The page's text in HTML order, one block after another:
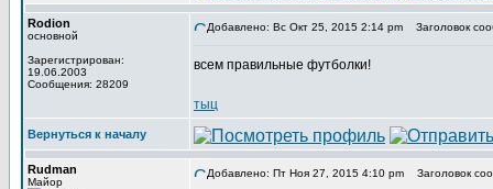
Rodion
основной
Зарегистрирован:
19.06.2003
Сообщения: 28209
Добавлено: Вс Окт 25, 2015 2:14 pm Заголовок
всем правильные футболки!
тыц
Вернуться к началу
Rudman
Майор
Добавлено: Пт Ноя 27, 2015 4:10 pm Заголовок